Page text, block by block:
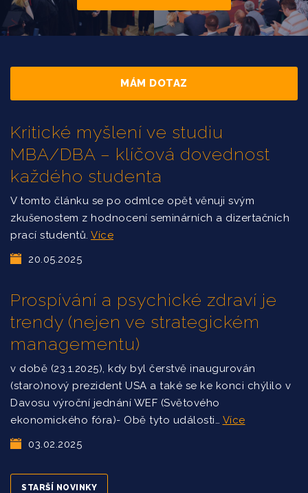
MÁM DOTAZ
Kritické myšlení ve studiu
MBA/DBA – klíčová dovednost
každého studenta
V tomto článku se po odmlce opět věnuji svým
zkušenostem z hodnocení seminárních a dizertačních
prací studentů. Více
20.05.2025
Prospívání a psychické zdraví je
trendy (nejen ve strategickém
managementu)
v době (23.1.2025), kdy byl čerstvě inaugurován
(staro)nový prezident USA a také se ke konci chýlilo v
Davosu výroční jednání WEF (Světového
ekonomického fóra)- Obě tyto události… Více
03.02.2025
STARŠÍ NOVINKY